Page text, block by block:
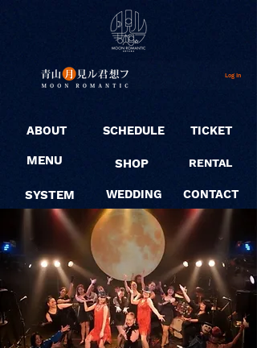
Log In
ABOUT
MENU
SYSTEM
SCHEDULE
SHOP
WEDDING
TICKET
RENTAL
CONTACT